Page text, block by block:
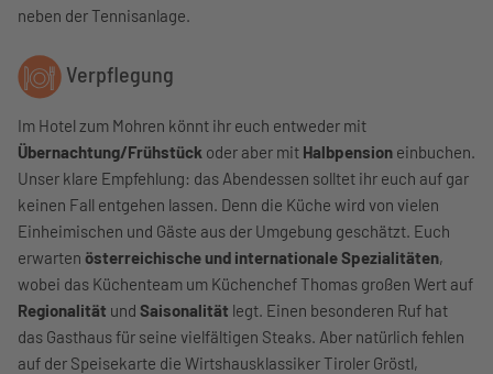
neben der Tennisanlage.
Verpflegung
Im Hotel zum Mohren könnt ihr euch entweder mit
Übernachtung/Frühstück oder aber mit Halbpension einbuchen.
Unser klare Empfehlung: das Abendessen solltet ihr euch auf gar
keinen Fall entgehen lassen. Denn die Küche wird von vielen
Einheimischen und Gäste aus der Umgebung geschätzt. Euch
erwarten österreichische und internationale Spezialitäten,
wobei das Küchenteam um Küchenchef Thomas großen Wert auf
Regionalität und Saisonalität legt. Einen besonderen Ruf hat
das Gasthaus für seine vielfältigen Steaks. Aber natürlich fehlen
auf der Speisekarte die Wirtshausklassiker Tiroler Gröstl,